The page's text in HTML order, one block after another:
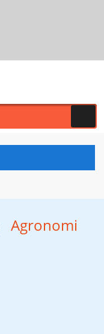
Agronomi